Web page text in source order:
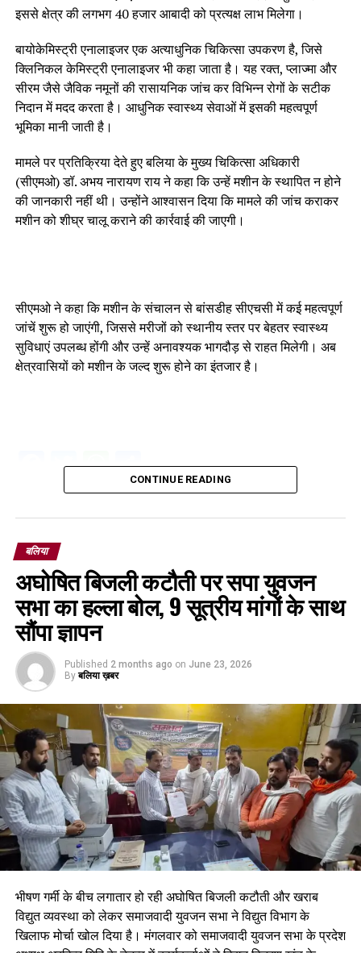
इससे क्षेत्र की लगभग 40 हजार आबादी को प्रत्यक्ष लाभ मिलेगा।
बायोकेमिस्ट्री एनालाइजर एक अत्याधुनिक चिकित्सा उपकरण है, जिसे
क्लिनिकल केमिस्ट्री एनालाइजर भी कहा जाता है। यह रक्त, प्लाज्मा और
सीरम जैसे जैविक नमूनों की रासायनिक जांच कर विभिन्न रोगों के सटीक
निदान में मदद करता है। आधुनिक स्वास्थ्य सेवाओं में इसकी महत्वपूर्ण
भूमिका मानी जाती है।
मामले पर प्रतिक्रिया देते हुए बलिया के मुख्य चिकित्सा अधिकारी
(सीएमओ) डॉ. अभय नारायण राय ने कहा कि उन्हें मशीन के स्थापित न होने
की जानकारी नहीं थी। उन्होंने आश्वासन दिया कि मामले की जांच कराकर
मशीन को शीघ्र चालू कराने की कार्रवाई की जाएगी।
सीएमओ ने कहा कि मशीन के संचालन से बांसडीह सीएचसी में कई महत्वपूर्ण
जांचें शुरू हो जाएंगी, जिससे मरीजों को स्थानीय स्तर पर बेहतर स्वास्थ्य
सुविधाएं उपलब्ध होंगी और उन्हें अनावश्यक भागदौड़ से राहत मिलेगी। अब
क्षेत्रवासियों को मशीन के जल्द शुरू होने का इंतजार है।
Facebook
Twitter
WhatsApp
Share
CONTINUE READING
बलिया
अघोषित बिजली कटौती पर सपा युवजन
सभा का हल्ला बोल, 9 सूत्रीय मांगों के साथ
सौंपा ज्ञापन
Published 2 months ago on June 23, 2026
By बलिया ख़बर
भीषण गर्मी के बीच लगातार हो रही अघोषित बिजली कटौती और खराब
विद्युत व्यवस्था को लेकर समाजवादी युवजन सभा ने विद्युत विभाग के
खिलाफ मोर्चा खोल दिया है। मंगलवार को समाजवादी युवजन सभा के प्रदेश